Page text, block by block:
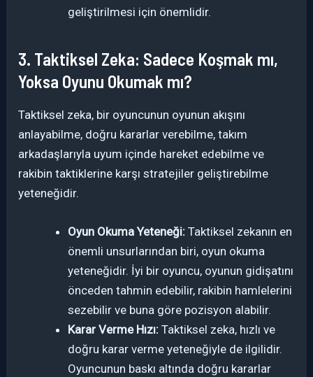
geliştirilmesi için önemlidir.
3. Taktiksel Zeka: Sadece Koşmak mı,
Yoksa Oyunu Okumak mı?
Taktiksel zeka, bir oyuncunun oyunun akışını
anlayabilme, doğru kararlar verebilme, takım
arkadaşlarıyla uyum içinde hareket edebilme ve
rakibin taktiklerine karşı stratejiler geliştirebilme
yeteneğidir.
Oyun Okuma Yeteneği: Taktiksel zekanın en
önemli unsurlarından biri, oyun okuma
yeteneğidir. İyi bir oyuncu, oyunun gidişatını
önceden tahmin edebilir, rakibin hamlelerini
sezebilir ve buna göre pozisyon alabilir.
Karar Verme Hızı: Taktiksel zeka, hızlı ve
doğru karar verme yeteneğiyle de ilgilidir.
Oyuncunun baskı altında doğru kararlar